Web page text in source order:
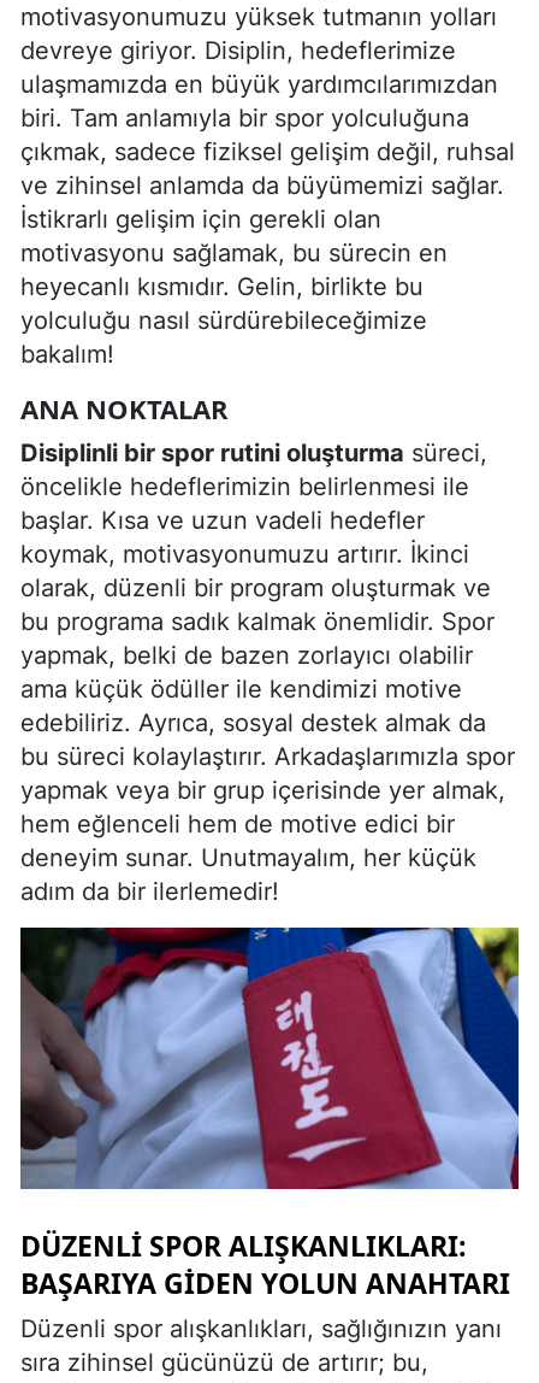
Elazığ
Erzincan
Erzurum
Eskişehir
Gaziantep
Giresun
Gümüşhane
Isparta
Mersin
İstanbul
İzmir
Kars
Kastamonu
Kayseri
Kırklareli
Kırşehir
Kocaeli
Konya
Kütahya
Manisa
Kahramanmaraş
Muğla
Muş
Nevşehir
motivasyonumuzu yüksek tutmanın yolları
devreye giriyor. Disiplin, hedeflerimize
ulaşmamızda en büyük yardımcılarımızdan
biri. Tam anlamıyla bir spor yolculuğuna
çıkmak, sadece fiziksel gelişim değil, ruhsal
ve zihinsel anlamda da büyümemizi sağlar.
İstikrarlı gelişim için gerekli olan
motivasyonu sağlamak, bu sürecin en
heyecanlı kısmıdır. Gelin, birlikte bu
yolculuğu nasıl sürdürebileceğimize
bakalım!
ANA NOKTALAR
Disiplinli bir spor rutini oluşturma süreci,
öncelikle hedeflerimizin belirlenmesi ile
başlar. Kısa ve uzun vadeli hedefler
koymak, motivasyonumuzu artırır. İkinci
olarak, düzenli bir program oluşturmak ve
bu programa sadık kalmak önemlidir. Spor
yapmak, belki de bazen zorlayıcı olabilir
ama küçük ödüller ile kendimizi motive
edebiliriz. Ayrıca, sosyal destek almak da
bu süreci kolaylaştırır. Arkadaşlarımızla spor
yapmak veya bir grup içerisinde yer almak,
hem eğlenceli hem de motive edici bir
deneyim sunar. Unutmayalım, her küçük
adım da bir ilerlemedir!
DÜZENLI SPOR ALIŞKANLIKLARI:
BAŞARIYA GIDEN YOLUN ANAHTARI
Düzenli spor alışkanlıkları, sağlığınızın yanı
sıra zihinsel gücünüzü de artırır; bu,